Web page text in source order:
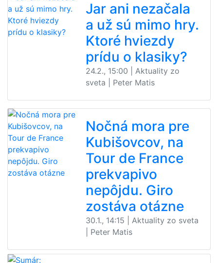
Jar ani nezačala
a už sú mimo hry.
Ktoré hviezdy
prídu o klasiky?
24.2., 15:00 | Aktuality zo
sveta | Peter Matis
Nočná mora pre
Kubišovcov, na
Tour de France
prekvapivo
nepôjdu. Giro
zostáva otázne
30.1., 14:15 | Aktuality zo sveta
| Peter Matis